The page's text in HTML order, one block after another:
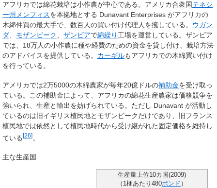
アフリカでは綿花栽培は小作農が中心である。アメリカ合衆国テネシ
ー州 メンフィスを本拠地とする Dunavant Enterprises がアフリカの
木綿仲買の最大手で、数百人の買い付け代理人を擁している。 ウガン
ダ、 モザンビーク、 ザンビアで綿繰り工場を運営している。ザンビア
では、18万人の小作農に種や経費のための資金を貸し付け、栽培方法
のアドバイスを提供している。 カーギルもアフリカでの木綿買い付け
を行っている。
アメリカでは2万5000の木綿農家が毎年20億ドルの補助金を受け取っ
ている。この補助金によって、アフリカの綿花生産農家は価格競争を
強いられ、生産と輸出を妨げられている。ただし Dunavant が活動し
ているのは旧イギリス植民地とモザンビークだけであり、旧フランス
植民地では依然として植民地時代から受け継がれた固定価格を維持し
ている[26]。
主な生産国
生産量上位10カ国(2009)
（1梱あたり480ポンド ）